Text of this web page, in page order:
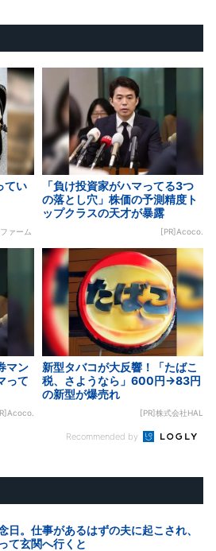
てい
ァーム
「負け投資家がハマってる3つ
の落とし穴」株価の予測精度ト
ップクラスの天才が暴露
[PR]Acoco.
マン
って
新型タバコが大反響！「たばこ
税、さようなら」600円→83円
の新型が爆売れ
[PR]株式会社HAL
Recommended by
日。仕事があるはずの夫に起こされ、
て玄関へ行くと